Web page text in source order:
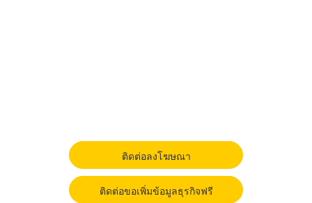
ติดต่อลงโฆษณา
ติดต่อขอเพิ่มข้อมูลธุรกิจฟรี